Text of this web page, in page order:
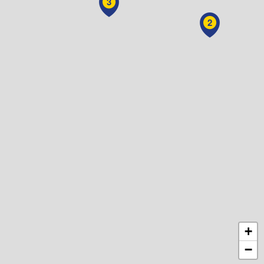
2
+
−